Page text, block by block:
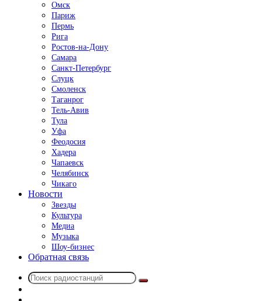
Омск
Париж
Пермь
Рига
Ростов-на-Дону
Самара
Санкт-Петербург
Слуцк
Смоленск
Таганрог
Тель-Авив
Тула
Уфа
Феодосия
Хадера
Чапаевск
Челябинск
Чикаго
Новости
Звезды
Культура
Медиа
Музыка
Шоу-бизнес
Обратная связь
Поиск